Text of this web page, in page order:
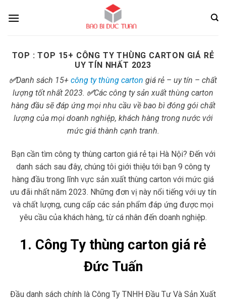
TOP :TOP 15+ CÔNG TY THÙNG CARTON GIÁ RẺ
UY TÍN NHẤT 2023
✅Danh sách 15+ công ty thùng carton giá rẻ – uy tín – chất
lượng tốt nhất 2023. ✅Các công ty sản xuất thùng carton
hàng đầu sẽ đáp ứng mọi nhu cầu về bao bì đóng gói chất
lượng của mọi doanh nghiệp, khách hàng trong nước với
mức giá thành cạnh tranh.
Bạn cần tìm công ty thùng carton giá rẻ tại Hà Nội? Đến với
danh sách sau đây, chúng tôi giới thiệu tới bạn 9 công ty
hàng đầu trong lĩnh vực sản xuất thùng carton với mức giá
ưu đãi nhất năm 2023. Những đơn vị này nổi tiếng với uy tín
và chất lượng, cung cấp các sản phẩm đáp ứng được mọi
yêu cầu của khách hàng, từ cá nhân đến doanh nghiệp.
1. Công Ty thùng carton giá rẻ
Đức Tuấn
Đầu danh sách chính là Công Ty TNHH Đầu Tư Và Sản Xuất